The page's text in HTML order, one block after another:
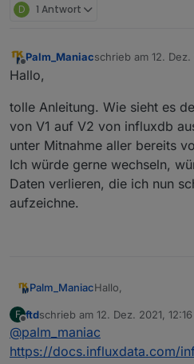
D 1 Antwort
Offline
Palm_Maniacschrieb am 12. Dez.
zuletzt editiert von
Hallo,
tolle Anleitung. Wie sieht es
von V1 auf V2 von influxdb
unter Mitnahme aller bereits
Ich würde gerne wechseln,
Daten verlieren, die ich nun
aufzeichne.
Palm_ManiacHallo,
tolle Anleitung.
Upgrade von V1
da einen Weg
F
Offline
ftdschrieb am 12. Dez. 2021, 12:16
zuletzt editiert von
@palm_maniac
https://docs.influxdata.com/